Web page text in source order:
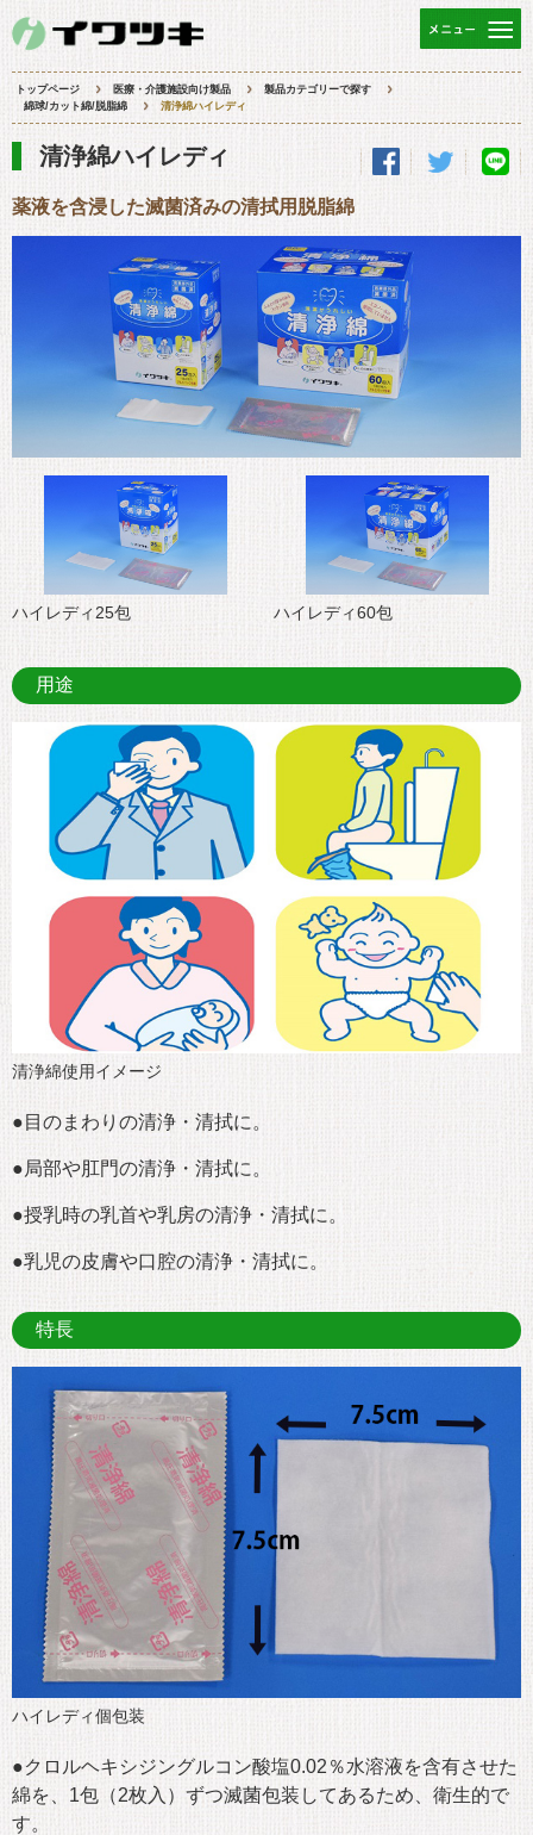
トップページ 医療・介護施設向け製品
製品カテゴリーで探す
綿球/カット綿/脱脂綿
清浄綿ハイレディ
清浄綿ハイレディ
薬液を含浸した滅菌済みの清拭用脱脂綿
ハイレディ25包 ハイレディ60包
用途
清浄綿使用イメージ
●目のまわりの清浄・清拭に。
●局部や肛門の清浄・清拭に。
●授乳時の乳首や乳房の清浄・清拭に。
●乳児の皮膚や口腔の清浄・清拭に。
特長
ハイレディ個包装
●クロルヘキシジングルコン酸塩0.02％水溶液を含有させた
綿を、1包（2枚入）ずつ滅菌包装してあるため、衛生的で
す。